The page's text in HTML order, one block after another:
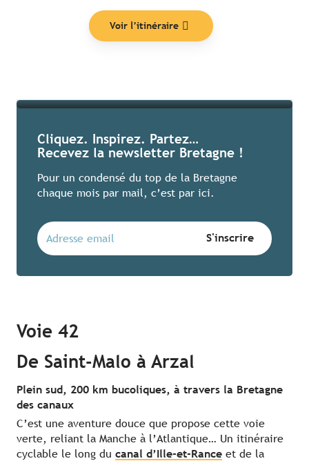
Voir l’itinéraire
Cliquez. Inspirez. Partez…
Recevez la newsletter Bretagne !
Pour un condensé du top de la Bretagne
chaque mois par mail, c’est par ici.
Voie 42
De Saint-Malo à Arzal
Plein sud, 200 km bucoliques, à travers la Bretagne
des canaux
C’est une aventure douce que propose cette voie
verte, reliant la Manche à l’Atlantique… Un itinéraire
cyclable le long du canal d’Ille-et-Rance et de la